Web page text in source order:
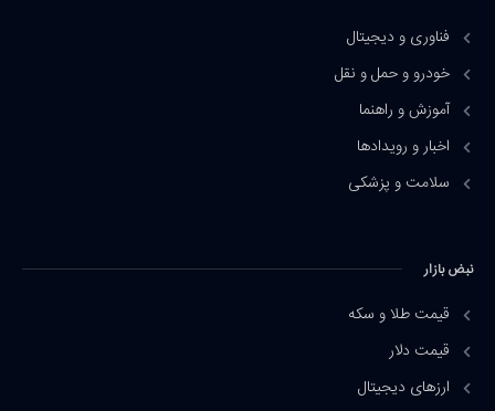
فناوری و دیجیتال
خودرو و حمل و نقل
آموزش و راهنما
اخبار و رویدادها
سلامت و پزشکی
نبض بازار
قیمت طلا و سکه
قیمت دلار
ارزهای دیجیتال